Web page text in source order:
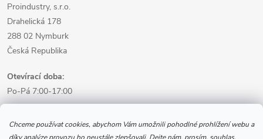
Chceme používat cookies, abychom Vám umožnili pohodlné prohlížení webu a
Proindustry, s.r.o.
Drahelická 178
288 02 Nymburk
Česká Republika
Otevírací doba:
Po-Pá 7:00-17:00
Informace pro nákup